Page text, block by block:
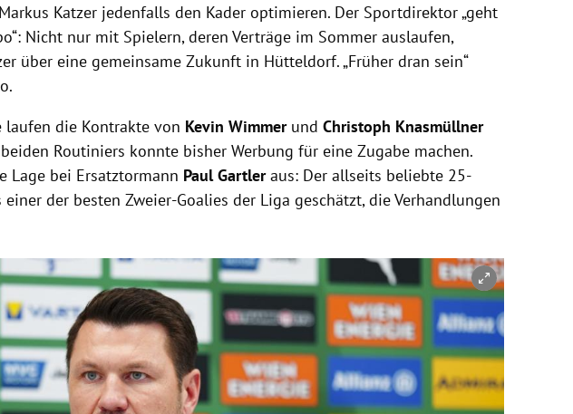
Katzer jedenfalls den Kader optimieren. Der Sportdirektor „geht
Nicht nur mit Spielern, deren Verträge im Sommer auslaufen,
über eine gemeinsame Zukunft in Hütteldorf. „Früher dran sein“
laufen die Kontrakte von Kevin Wimmerund Christoph Knasmüllner
Routiniers konnte bisher Werbung für eine Zugabe machen.
Lage bei Ersatztormann Paul Gartleraus: Der allseits beliebte 25-
der besten Zweier-Goalies der Liga geschätzt, die Verhandlungen
öffnen/schließen